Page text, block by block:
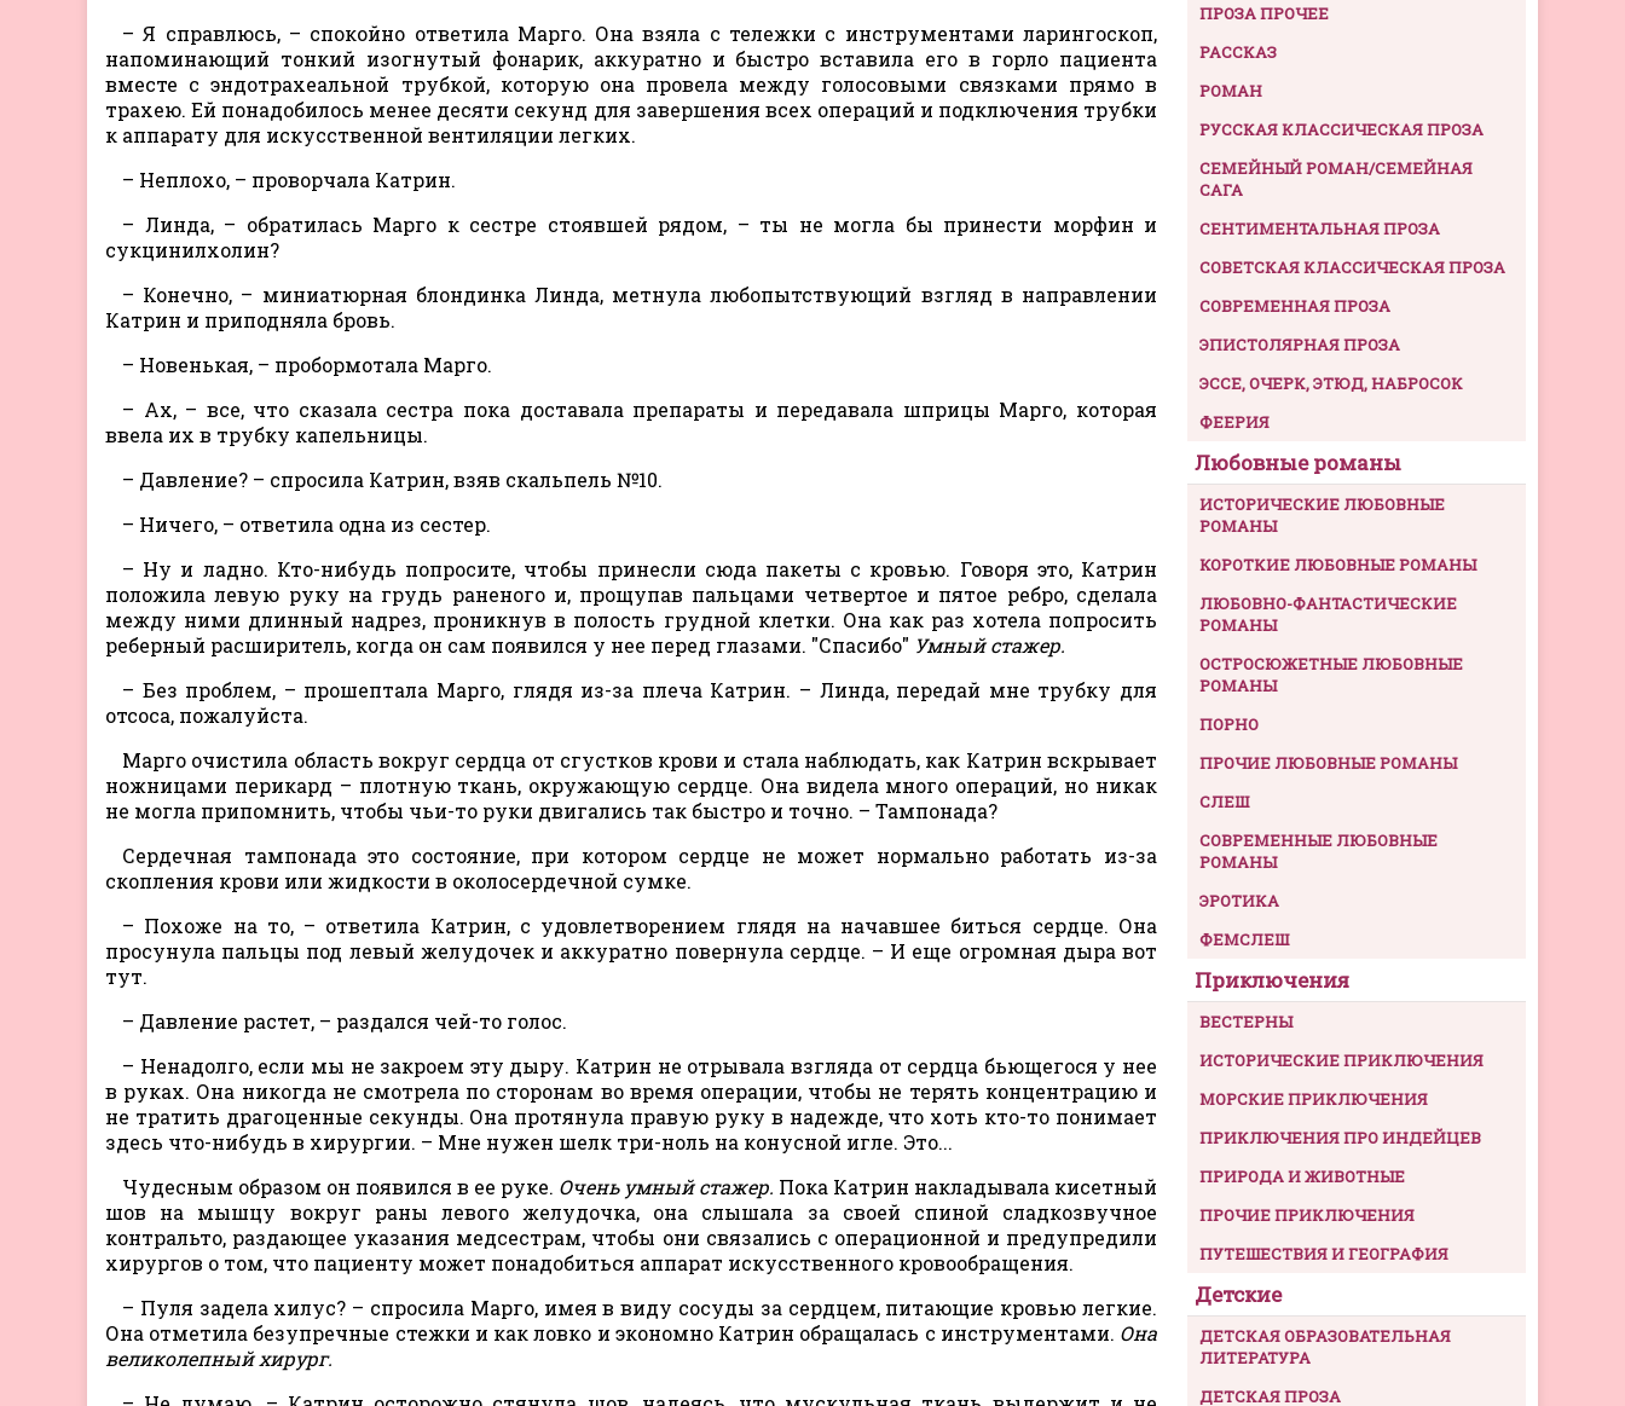
– Я справлюсь, – спокойно ответила Марго. Она взяла с тележки с инструментами ларингоскоп,
напоминающий тонкий изогнутый фонарик, аккуратно и быстро вставила его в горло пациента
вместе с эндотрахеальной трубкой, которую она провела между голосовыми связками прямо в
трахею. Ей понадобилось менее десяти секунд для завершения всех операций и подключения трубки
к аппарату для искусственной вентиляции легких.
– Неплохо, – проворчала Катрин.
– Линда, – обратилась Марго к сестре стоявшей рядом, – ты не могла бы принести морфин и
сукцинилхолин?
– Конечно, – миниатюрная блондинка Линда, метнула любопытствующий взгляд в направлении
Катрин и приподняла бровь.
– Новенькая, – пробормотала Марго.
– Ах, – все, что сказала сестра пока доставала препараты и передавала шприцы Марго, которая
ввела их в трубку капельницы.
– Давление? – спросила Катрин, взяв скальпель №10.
– Ничего, – ответила одна из сестер.
– Ну и ладно. Кто-нибудь попросите, чтобы принесли сюда пакеты с кровью. Говоря это, Катрин
положила левую руку на грудь раненого и, прощупав пальцами четвертое и пятое ребро, сделала
между ними длинный надрез, проникнув в полость грудной клетки. Она как раз хотела попросить
реберный расширитель, когда он сам появился у нее перед глазами. "Спасибо" Умный стажер.
– Без проблем, – прошептала Марго, глядя из-за плеча Катрин. – Линда, передай мне трубку для
отсоса, пожалуйста.
Марго очистила область вокруг сердца от сгустков крови и стала наблюдать, как Катрин вскрывает
ножницами перикард – плотную ткань, окружающую сердце. Она видела много операций, но никак
не могла припомнить, чтобы чьи-то руки двигались так быстро и точно. – Тампонада?
Сердечная тампонада это состояние, при котором сердце не может нормально работать из-за
скопления крови или жидкости в околосердечной сумке.
– Похоже на то, – ответила Катрин, с удовлетворением глядя на начавшее биться сердце. Она
просунула пальцы под левый желудочек и аккуратно повернула сердце. – И еще огромная дыра вот
тут.
– Давление растет, – раздался чей-то голос.
– Ненадолго, если мы не закроем эту дыру. Катрин не отрывала взгляда от сердца бьющегося у нее
в руках. Она никогда не смотрела по сторонам во время операции, чтобы не терять концентрацию и
не тратить драгоценные секунды. Она протянула правую руку в надежде, что хоть кто-то понимает
здесь что-нибудь в хирургии. – Мне нужен шелк три-ноль на конусной игле. Это...
Чудесным образом он появился в ее руке. Очень умный стажер. Пока Катрин накладывала кисетный
шов на мышцу вокруг раны левого желудочка, она слышала за своей спиной сладкозвучное
контральто, раздающее указания медсестрам, чтобы они связались с операционной и предупредили
хирургов о том, что пациенту может понадобиться аппарат искусственного кровообращения.
– Пуля задела хилус? – спросила Марго, имея в виду сосуды за сердцем, питающие кровью легкие.
Она отметила безупречные стежки и как ловко и экономно Катрин обращалась с инструментами. Она
великолепный хирург.
ПРОЗА ПРОЧЕЕ
РАССКАЗ
РОМАН
РУССКАЯ КЛАССИЧЕСКАЯ ПРОЗА
СЕМЕЙНЫЙ РОМАН/СЕМЕЙНАЯ
САГА
СЕНТИМЕНТАЛЬНАЯ ПРОЗА
СОВЕТСКАЯ КЛАССИЧЕСКАЯ ПРОЗА
СОВРЕМЕННАЯ ПРОЗА
ЭПИСТОЛЯРНАЯ ПРОЗА
ЭССЕ, ОЧЕРК, ЭТЮД, НАБРОСОК
ФЕЕРИЯ
Любовные романы
ИСТОРИЧЕСКИЕ ЛЮБОВНЫЕ
РОМАНЫ
КОРОТКИЕ ЛЮБОВНЫЕ РОМАНЫ
ЛЮБОВНО-ФАНТАСТИЧЕСКИЕ
РОМАНЫ
ОСТРОСЮЖЕТНЫЕ ЛЮБОВНЫЕ
РОМАНЫ
ПОРНО
ПРОЧИЕ ЛЮБОВНЫЕ РОМАНЫ
СЛЕШ
СОВРЕМЕННЫЕ ЛЮБОВНЫЕ
РОМАНЫ
ЭРОТИКА
ФЕМСЛЕШ
Приключения
ВЕСТЕРНЫ
ИСТОРИЧЕСКИЕ ПРИКЛЮЧЕНИЯ
МОРСКИЕ ПРИКЛЮЧЕНИЯ
ПРИКЛЮЧЕНИЯ ПРО ИНДЕЙЦЕВ
ПРИРОДА И ЖИВОТНЫЕ
ПРОЧИЕ ПРИКЛЮЧЕНИЯ
ПУТЕШЕСТВИЯ И ГЕОГРАФИЯ
Детские
ДЕТСКАЯ ОБРАЗОВАТЕЛЬНАЯ
ЛИТЕРАТУРА
ДЕТСКАЯ ПРОЗА